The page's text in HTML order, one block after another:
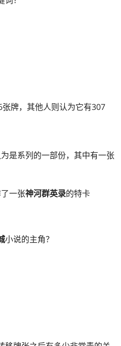
张牌，其他人则认为它有307
是系列的一部份，其中有一张
一张神河群英录的特卡
小说的主角？